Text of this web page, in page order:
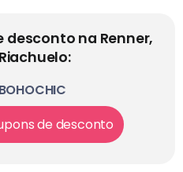
na Renner,
BOHOCHIC
de desconto